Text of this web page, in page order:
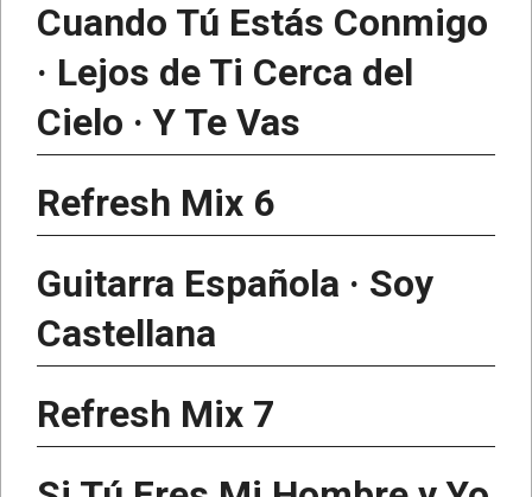
Cuando Tú Estás Conmigo
· Lejos de Ti Cerca del
Cielo · Y Te Vas
Refresh Mix 6
Guitarra Española · Soy
Castellana
Refresh Mix 7